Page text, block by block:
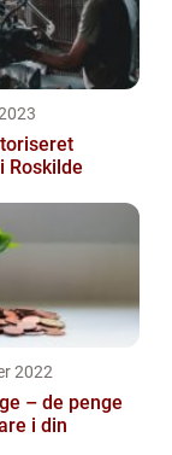
Roskilde
2022
– de penge
i din